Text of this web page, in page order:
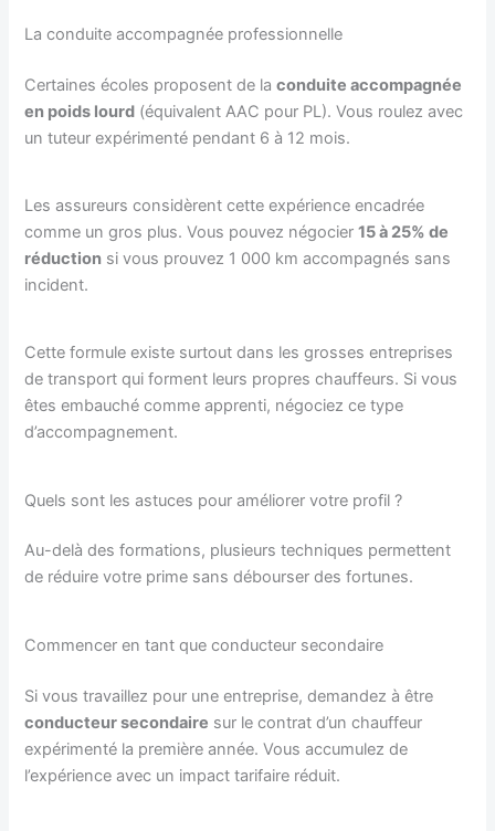
La conduite accompagnée professionnelle
Certaines écoles proposent de laconduite accompagnée
en poids lourd (équivalent AAC pour PL). Vous roulez avec
un tuteur expérimenté pendant 6 à 12 mois.
Les assureurs considèrent cette expérience encadrée
comme un gros plus. Vous pouvez négocier15 à 25% de
réduction si vous prouvez 1 000 km accompagnés sans
incident.
Cette formule existe surtout dans les grosses entreprises
de transport qui forment leurs propres chauffeurs. Si vous
êtes embauché comme apprenti, négociez ce type
d’accompagnement.
Quels sont les astuces pour améliorer votre profil ?
Au-delà des formations, plusieurs techniques permettent
de réduire votre prime sans débourser des fortunes.
Commencer en tant que conducteur secondaire
Si vous travaillez pour une entreprise, demandez à être
conducteur secondaire sur le contrat d’un chauffeur
expérimenté la première année. Vous accumulez de
l’expérience avec un impact tarifaire réduit.